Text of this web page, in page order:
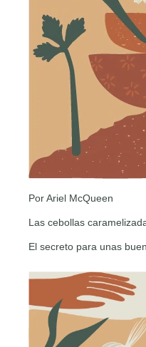
Por Ariel McQueen
Las cebollas
El secreto para unas